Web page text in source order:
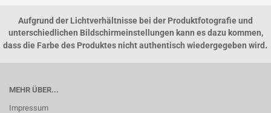
Aufgrund der Lichtverhältnisse bei der Produktfotografie und
unterschiedlichen Bildschirmeinstellungen kann es dazu kommen,
dass die Farbe des Produktes nicht authentisch wiedergegeben wird .
MEHR ÜBER...
Impressum